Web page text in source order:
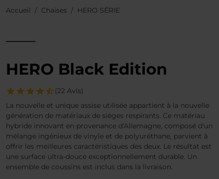
Accueil Chaises HERO SÉRIE
HERO Black Edition
(22 Avis)
La nouvelle et unique assise utilisée appartient à la nouvelle
génération de matériaux de sièges respirants. Ce matériau
hybride innovant en provenance d'Allemagne, composé d'un
mélange ingénieux de vinyle et de polyuréthane, parvient à
offrir les meilleures caractéristiques des deux. Le résultat est
une surface ultra-douce exceptionnellement durable. Un
ensemble de coussins est inclus dans la livraison.